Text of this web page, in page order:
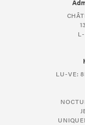
LU-VE: